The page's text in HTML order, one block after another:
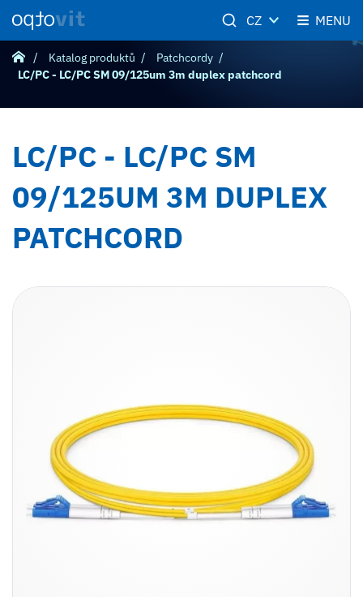
Katalog produktů
Patchcordy
LC/PC - LC/PC SM 09/125um 3m duplex patchcord
LC/PC - LC/PC SM
09/125UM 3M DUPLEX
PATCHCORD
MENU
CZ